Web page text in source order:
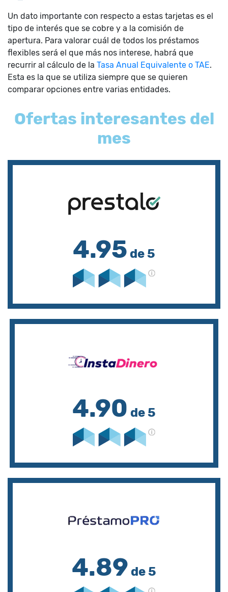
Un dato importante con respecto a estas tarjetas es el
tipo de interés que se cobre y a la comisión de
apertura. Para valorar cuál de todos los préstamos
flexibles será el que más nos interese, habrá que
recurrir al cálculo de la Tasa Anual Equivalente o TAE.
Esta es la que se utiliza siempre que se quieren
comparar opciones entre varias entidades.
Ofertas interesantes del
mes
4.95 de 5
4.90 de 5
4.89 de 5